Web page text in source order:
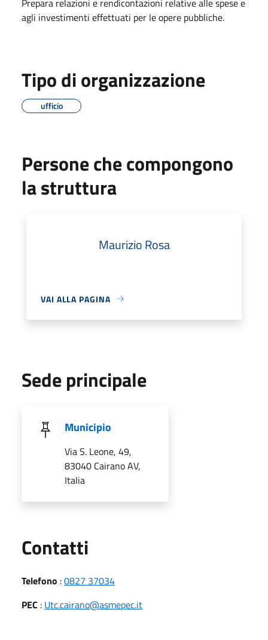
agli investimenti effettuati per le opere pubbliche.
Tipo di organizzazione
ufficio
Persone che compongono
la struttura
Maurizio Rosa
VAI ALLA PAGINA
Sede principale
Municipio
Via S. Leone, 49,
83040 Cairano AV,
Italia
Contatti
Telefono :0827 37034
PEC : Utc.cairano@asmepec.it